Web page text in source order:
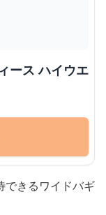
ース ハイウエ
できるワイドバギ